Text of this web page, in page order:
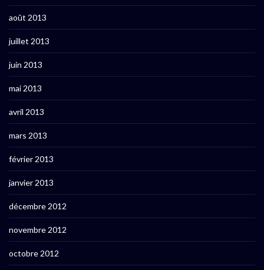
août 2013
juillet 2013
juin 2013
mai 2013
avril 2013
mars 2013
février 2013
janvier 2013
décembre 2012
novembre 2012
octobre 2012